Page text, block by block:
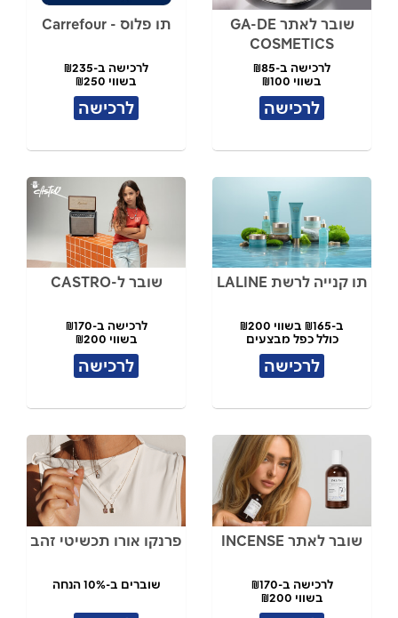
שובר לאתר GA-DE
COSMETICS
לרכישה ב-₪85
בשווי ₪100
לרכישה
תו פלוס - Carrefour
לרכישה ב-₪235
בשווי ₪250
לרכישה
תו קנייה לרשת LALINE
ב-₪165 בשווי ₪200
כולל כפל מבצעים
לרכישה
שובר ל-CASTRO
לרכישה ב-₪170
בשווי ₪200
לרכישה
שובר לאתר INCENSE
לרכישה ב-₪170
בשווי ₪200
פרנקו אורו תכשיטי זהב
שוברים ב-10% הנחה